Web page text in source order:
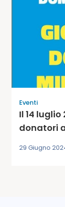
Eventi
Il 14
donatori
29 Giugno